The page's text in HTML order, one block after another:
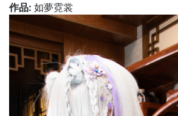
作品: 如夢霓裳